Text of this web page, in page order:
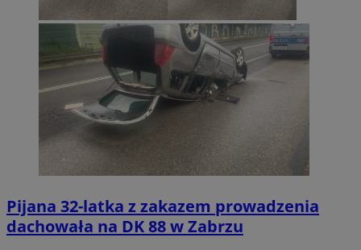
Pijana 32-latka z zakazem prowadzenia
dachowała na DK 88 w Zabrzu